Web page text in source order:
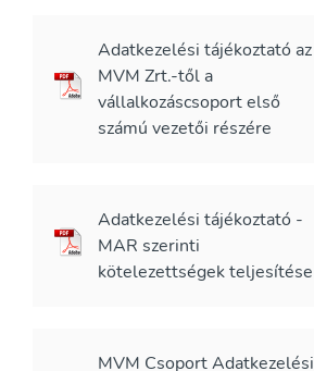
Adatkezelési tájékoztató az
MVM Zrt.-től a
vállalkozáscsoport első
számú vezetői részére
Adatkezelési tájékoztató -
MAR szerinti
kötelezettségek teljesítése
MVM Csoport Adatkezelési